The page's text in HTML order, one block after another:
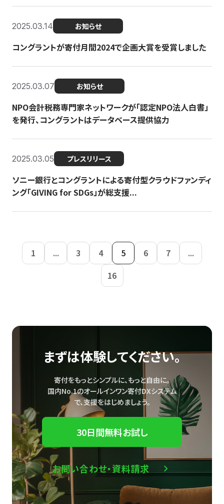
2025.03.14 お知らせ
コングラントが寄付月間2024で企画大賞を受賞しました
2025.03.07 お知らせ
NPO会計税務専門家ネットワークが「認定NPO法人白書」
を発行、コングラントはデータベース提供協力
2025.03.05 プレスリリース
ソニー銀行とコングラントによる寄付型クラウドファンディ
ング「GIVING for SDGs」が総支援...
1 ... 3 4 5 6 7
...
16
まずは体験してください。
寄付をもっとシンプルに、もっと自由に。
国内No.1のオールインワン寄付DXシステム
で、支援をはじめましょう。
30日間無料お試し
お問い合わせ・資料請求